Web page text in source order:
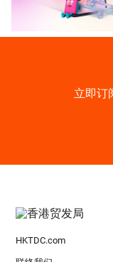
立即订
HKTDC.com